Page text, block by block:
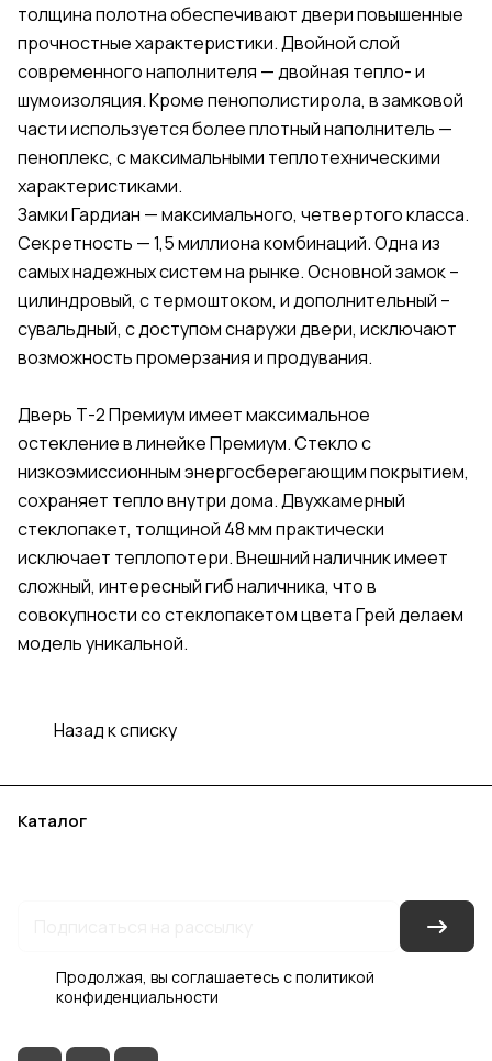
толщина полотна обеспечивают двери повышенные
прочностные характеристики. Двойной слой
современного наполнителя — двойная тепло- и
шумоизоляция. Кроме пенополистирола, в замковой
части используется более плотный наполнитель —
пеноплекс, с максимальными теплотехническими
характеристиками.
Замки Гардиан — максимального, четвертого класса.
Секретность — 1,5 миллиона комбинаций. Одна из
самых надежных систем на рынке. Основной замок –
цилиндровый, с термоштоком, и дополнительный –
сувальдный, с доступом снаружи двери, исключают
возможность промерзания и продувания.
Дверь Т-2 Премиум имеет максимальное
остекление в линейке Премиум. Стекло с
низкоэмиссионным энергосберегающим покрытием,
сохраняет тепло внутри дома. Двухкамерный
стеклопакет, толщиной 48 мм практически
исключает теплопотери. Внешний наличник имеет
сложный, интересный гиб наличника, что в
совокупности со стеклопакетом цвета Грей делаем
модель уникальной.
Назад к списку
Каталог
Продолжая, вы соглашаетесь сполитикой
конфиденциальности